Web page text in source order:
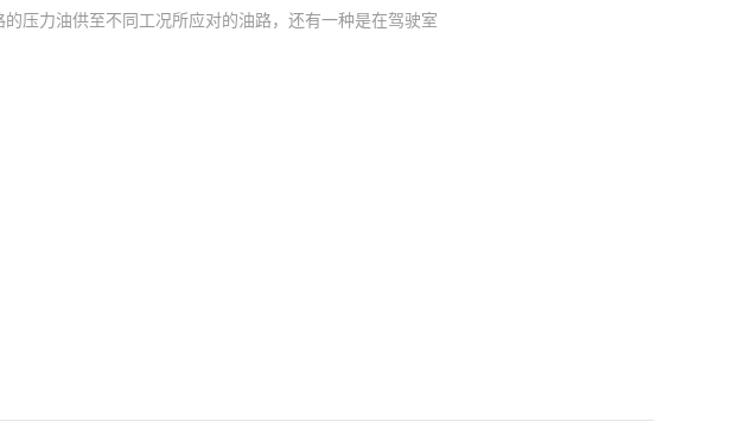
压力油供至不同工况所应对的油路，还有一种是在驾驶室